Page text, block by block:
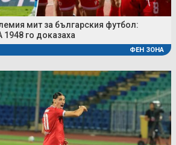
мит за българския футбол:
го доказаха
ФЕН ЗОНА